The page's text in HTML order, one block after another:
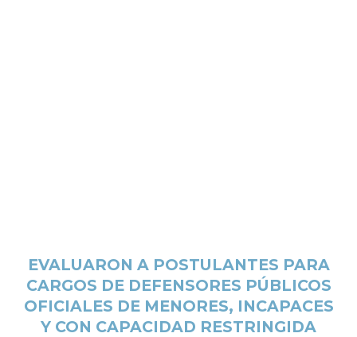
EVALUARON A POSTULANTES PARA
CARGOS DE DEFENSORES PÚBLICOS
OFICIALES DE MENORES, INCAPACES
Y CON CAPACIDAD RESTRINGIDA